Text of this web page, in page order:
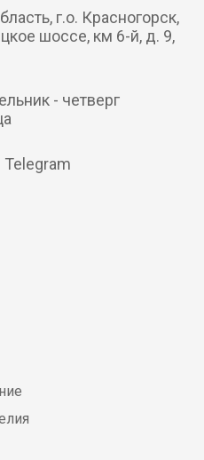
г.о. Красногорск,
шоссе, км 6-й, д. 9,
- четверг